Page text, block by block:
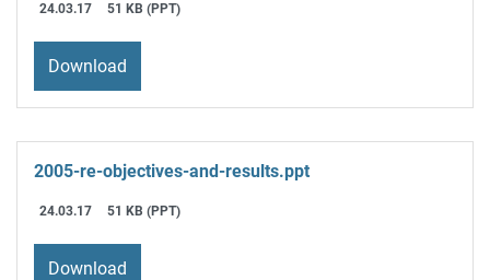
24.03.17 51 KB (PPT)
Download
2005-re-objectives-and-results.ppt
24.03.17 51 KB (PPT)
Download